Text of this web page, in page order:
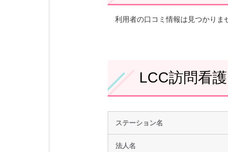
利用者の口コミ情報は見つかりま
LCC訪問看
ステーション名
法人名